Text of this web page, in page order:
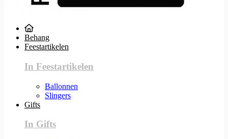
Behang
Feestartikelen
In Feestartikelen
Ballonnen
Slingers
Gifts
In Gifts